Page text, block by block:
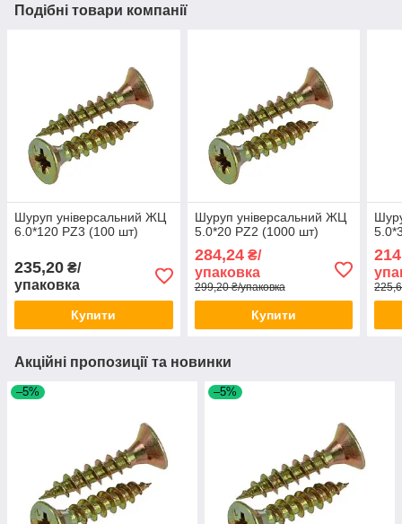
Подібні товари компанії
Шуруп універсальний ЖЦ
6.0*120 PZ3 (100 шт)
235,20 ₴/
упаковка
Купити
Шуруп універсальний ЖЦ
5.0*20 PZ2 (1000 шт)
284,24₴/
упаковка
299,20 ₴/упаковка
Купити
Акційні пропозиції та новинки
–5% –5%